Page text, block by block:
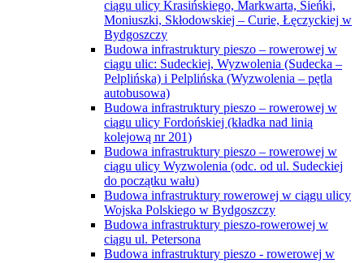
ciągu ulicy Krasińskiego, Markwarta, Sieńki,
Moniuszki, Skłodowskiej – Curie, Łęczyckiej w
Bydgoszczy
Budowa infrastruktury pieszo – rowerowej w
ciągu ulic: Sudeckiej, Wyzwolenia (Sudecka –
Pelplińska) i Pelplińska (Wyzwolenia – pętla
autobusowa)
Budowa infrastruktury pieszo – rowerowej w
ciągu ulicy Fordońskiej (kładka nad linią
kolejową nr 201)
Budowa infrastruktury pieszo – rowerowej w
ciągu ulicy Wyzwolenia (odc. od ul. Sudeckiej
do początku wału)
Budowa infrastruktury rowerowej w ciągu ulicy
Wojska Polskiego w Bydgoszczy
Budowa infrastruktury pieszo-rowerowej w
ciągu ul. Petersona
Budowa infrastruktury pieszo - rowerowej w